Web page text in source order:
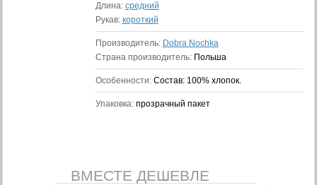
Длина: средний
Рукав: короткий
Производитель: Dobra Nochka
Страна производитель: Польша
Особенности: Состав: 100% хлопок.
Упаковка: прозрачный пакет
ВМЕСТЕ ДЕШЕВЛЕ